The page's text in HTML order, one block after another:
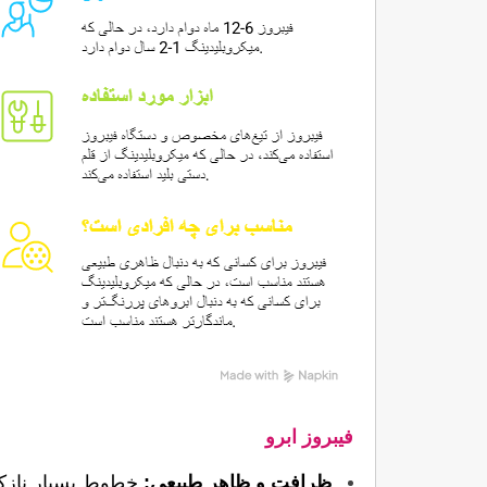
فیبروز ابرو
ظرافت و ظاهر طبیعی: خطوط بسیار نازک و شبیه به موی طبیعی